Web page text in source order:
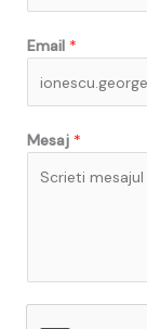
Email *
Mesaj *